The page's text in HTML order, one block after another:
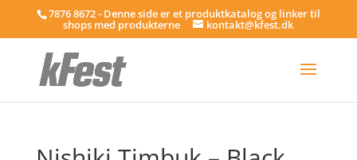
7876 8672 - Denne side er et produktkatalog og linker til
shops med produkterne kontakt@kfest.dk